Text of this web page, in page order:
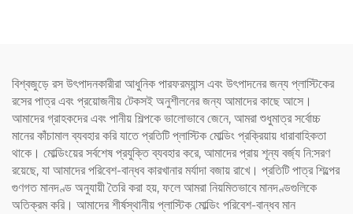
বিশ্বজুড়ে রস উৎপাদনকারীরা আধুনিক পারফরম্যান্স এবং উৎপাদনের জন্য প্লাস্টিকের
রসের পাত্র এবং প্রয়োজনীয় টেকসই অনুশীলনের জন্য আমাদের কাছে আসে।
আমাদের গ্রাহকদের এবং পানীয় শিল্পকে ভালোভাবে জেনে, আমরা শুধুমাত্র সর্বোচ্চ
মানের কাঁচামাল ব্যবহার করি যাতে প্রতিটি প্লাস্টিক মোল্ডিং প্রক্রিয়ায় ধারাবাহিকতা
থাকে। মোল্ডিংয়ের সর্বশেষ প্রযুক্তি ব্যবহার করে, আমাদের প্রায় শূন্য বর্জ্য নি:সরণ
রয়েছে, যা আমাদের পরিবেশ-বান্ধব কারখানার মর্যাদা বজায় রাখে। প্রতিটি পাত্র শিল্পের
গুণগত মানদণ্ড অনুযায়ী তৈরি করা হয়, ফলে আমরা নিয়মিতভাবে মানদণ্ডগুলিকে
অতিক্রম করি। আমাদের শীর্ষস্থানীয় প্লাস্টিক মোল্ডিং পরিবেশ-বান্ধব মান